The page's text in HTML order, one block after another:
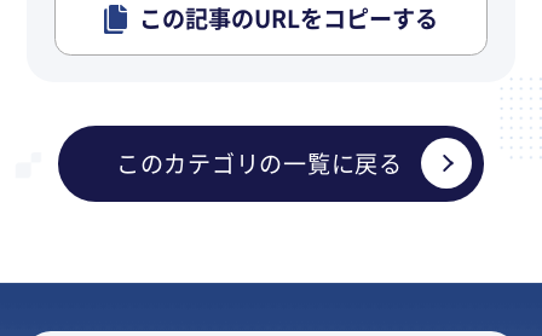
この記事のURLをコピーする
このカテゴリの一覧に戻る